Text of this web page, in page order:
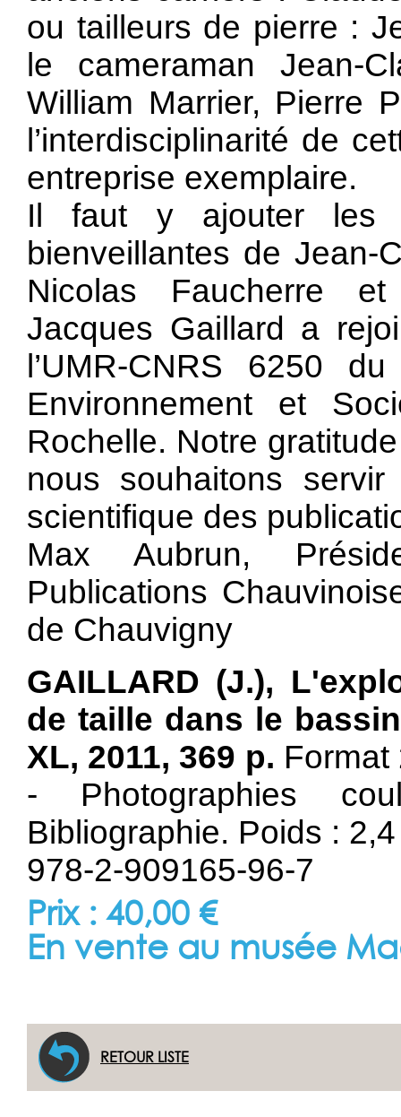
ou tailleurs de pierre :
le cameraman Jean-
William Marrier, Pierre
l’interdisciplinarité de
entreprise exemplaire.
Il faut y ajouter les
bienveillantes de Jean-
Nicolas Faucherre et
Jacques Gaillard a
l’UMR-CNRS 6250
Environnement et
Rochelle. Notre
nous souhaitons
scientifique des
Max Aubrun,
Publications
de Chauvigny
GAILLARD (J.),
de taille dans le
XL, 2011, 369 p. Format
- Photographies
Bibliographie. Poids :
978-2-909165-96-7
Prix : 40,00 €
En vente au musée
RETOUR LISTE